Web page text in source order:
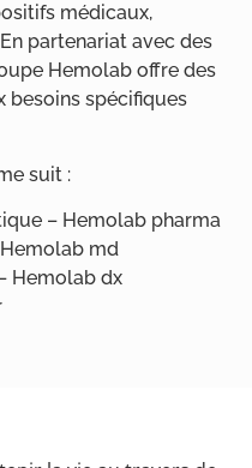
médicaux,
partenariat avec des
Hemolab offre des
besoins spécifiques
suit :
– Hemolab pharma
md
Hemolab dx